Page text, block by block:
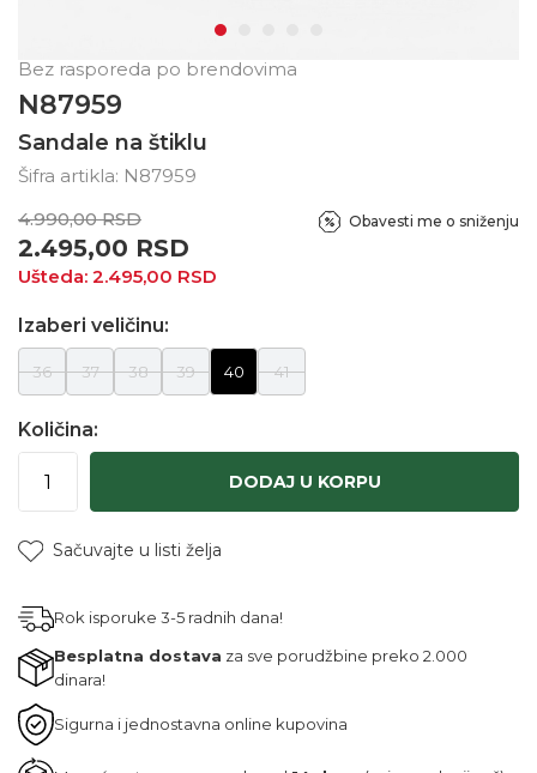
Bez rasporeda po brendovima
N87959
Sandale na štiklu
Šifra artikla: N87959
4.990,00 RSD
2.495,00 RSD
Ušteda: 2.495,00 RSD
Obavesti me o sniženju
Izaberi veličinu:
36 37 38 39 40 41
Količina:
DODAJ U KORPU
Sačuvajte u listi želja
Rok isporuke 3-5 radnih dana!
Besplatna dostava za sve porudžbine preko 2.000
dinara!
Sigurna i jednostavna online kupovina